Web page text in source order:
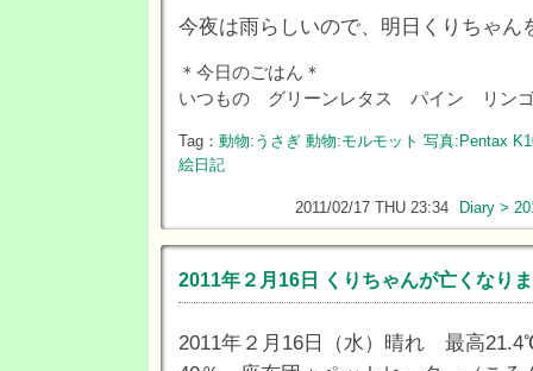
今夜は雨らしいので、明日くりちゃん
＊今日のごはん＊
いつもの グリーンレタス パイン リン
Tag： 動物:うさぎ 動物:モルモット 写真:Pentax
絵日記
2011/02/17 THU 23:34 Diary >
2011年２月16日 くりちゃんが亡くなり
2011年２月16日（水）晴れ 最高